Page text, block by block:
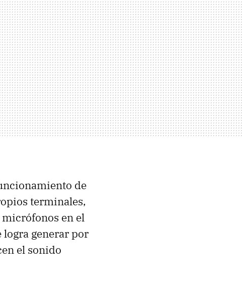
de
terminales,
micrófonos en el
logra generar por
el sonido